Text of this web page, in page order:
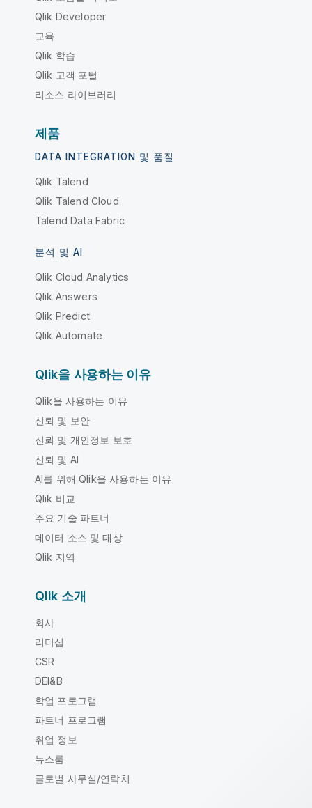
Qlik Developer
교육
Qlik 학습
Qlik 고객 포털
리소스 라이브러리
제품
DATA INTEGRATION 및 품질
Qlik Talend
Qlik Talend Cloud
Talend Data Fabric
분석 및 AI
Qlik Cloud Analytics
Qlik Answers
Qlik Predict
Qlik Automate
Qlik을 사용하는 이유
Qlik을 사용하는 이유
신뢰 및 보안
신뢰 및 개인정보 보호
신뢰 및 AI
AI를 위해 Qlik을 사용하는 이유
Qlik 비교
주요 기술 파트너
데이터 소스 및 대상
Qlik 지역
Qlik 소개
회사
리더십
CSR
DEI&B
학업 프로그램
파트너 프로그램
취업 정보
뉴스룸
글로벌 사무실/연락처